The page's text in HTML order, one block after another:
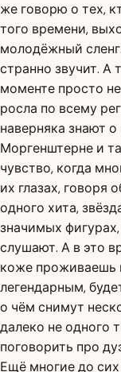
же говорю о тех,
того времени,
молодёжный
странно звучит. А
моменте просто
росла по всему
наверняка знают
Моргенштерне и
чувство, когда
их глазах, говоря
одного хита,
значимых
слушают. А в это
коже проживаешь
легендарным,
о чём снимут
далеко не одного
поговорить про
Ещё многие до